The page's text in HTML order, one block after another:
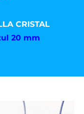
CRISTAL
20 mm